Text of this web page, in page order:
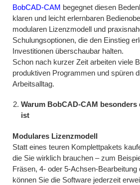
BobCAD-CAM begegnet diesen
klaren und leicht erlernbaren
modularen Lizenzmodell und
Schulungsoptionen, die den Einstieg
Investitionen überschaubar halten.
Schon nach kurzer Zeit arbeiten viele
produktiven Programmen und spüren
Arbeitsalltag.
Warum BobCAD-CAM
ist
Modulares Lizenzmodell
Statt eines teuren Komplettpakets
die Sie wirklich brauchen – zum
Fräsen, 4- oder 5-Achsen-Bearbeitung
können Sie die Software jederzeit